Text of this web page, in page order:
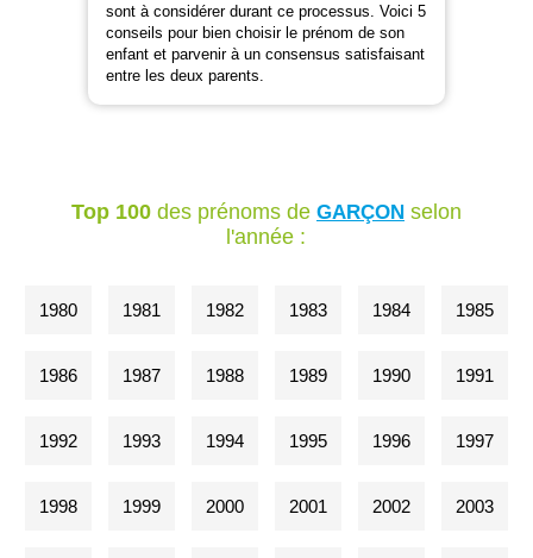
sont à considérer durant ce processus. Voici 5
conseils pour bien choisir le prénom de son
enfant et parvenir à un consensus satisfaisant
entre les deux parents.
Top 100des prénoms de GARÇONselon
l'année :
1980 1981 1982 1983 1984 1985
1986 1987 1988 1989 1990 1991
1992 1993 1994 1995 1996 1997
1998 1999 2000 2001 2002 2003